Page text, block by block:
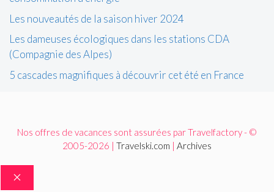
Les nouveautés de la saison hiver 2024
Les dameuses écologiques dans les stations CDA
(Compagnie des Alpes)
5 cascades magnifiques à découvrir cet été en France
Nos offres de vacances sont assurées par Travelfactory - ©
2005-2026 | Travelski.com | Archives
FERMER